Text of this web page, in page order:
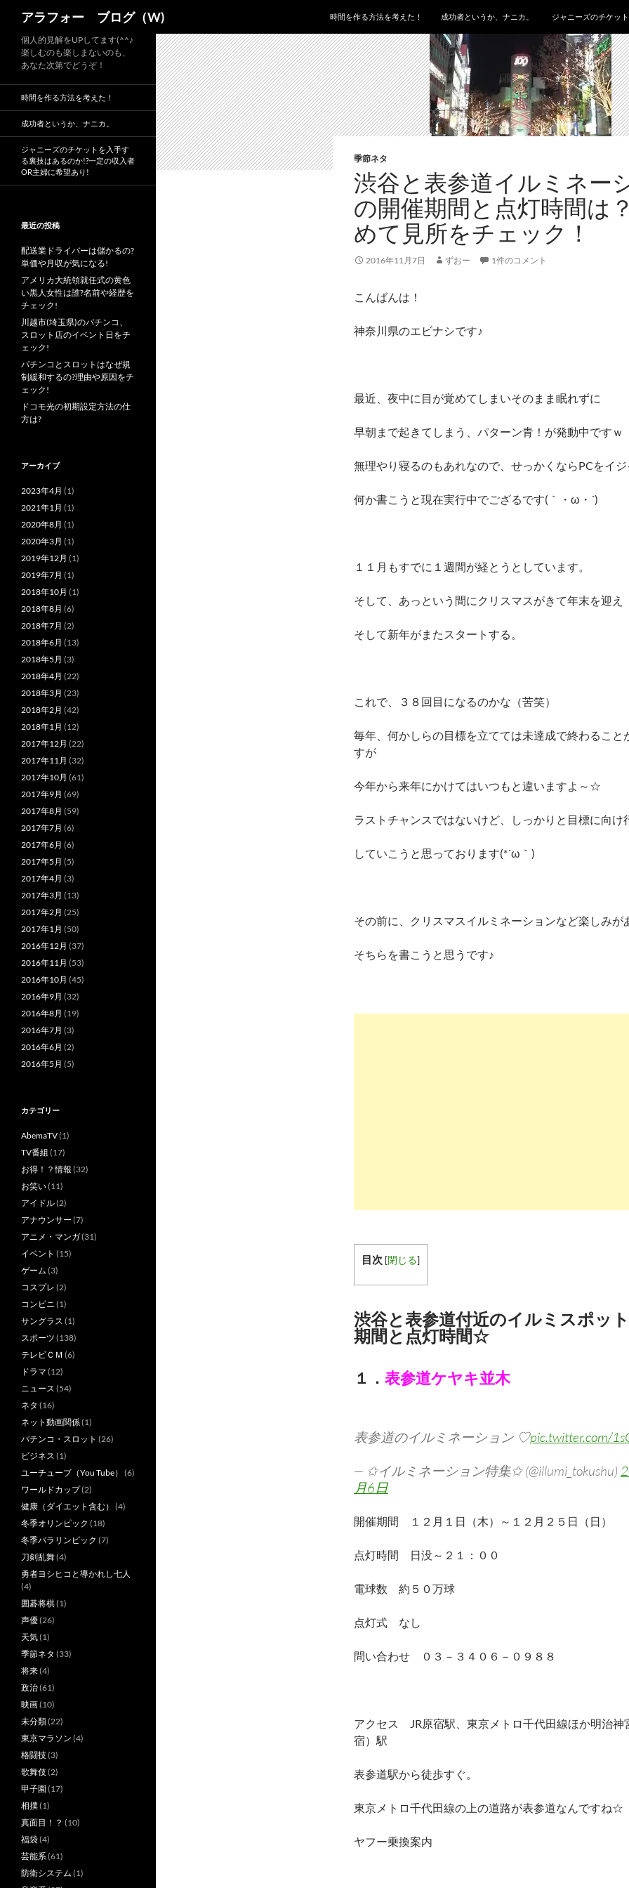
ツ
アラフォー ブログ（W) 時間を作る方法を考えた！ 成功者というか、ナニカ。 ジャニーズのチケッ
季節ネタ
渋谷と表参道イルミネー
の開催期間と点灯時間は
めて見所をチェック！
2016年11月7日 ずおー 1件のコメント
こんばんは！
神奈川県のエビナシです♪
最近、夜中に目が覚めてしまいそのまま眠れずに
早朝まで起きてしまう、パターン青！が発動中ですｗ
無理やり寝るのもあれなので、せっかくならPCをイ
何か書こうと現在実行中でござるです(｀・ω・´)ゞ
１１月もすでに１週間が経とうとしています。
そして、あっという間にクリスマスがきて年末を迎え
そして新年がまたスタートする。
これで、３８回目になるのかな（苦笑）
毎年、何かしらの目標を立てては未達成で終わること
すが
今年から来年にかけてはいつもと違いますよ～☆
ラストチャンスではないけど、しっかりと目標に向け
していこうと思っております(*´ω｀)
その前に、クリスマスイルミネーションなど楽しみが
そちらを書こうと思うです♪
目次 [閉じる]
渋谷と表参道付近のイルミスポッ
期間と点灯時間☆
１． 表参道ケヤキ並木
表参道のイルミネーション ♡pic.twitter.com/
— ✩イルミネーション特集✩ (@illumi_tokushu)
月6日
開催期間 １２月１日（木）～１２月２５日（日）
点灯時間 日没～２１：００
電球数 約５０万球
点灯式 なし
問い合わせ ０３－３４０６－０９８８
アクセス JR原宿駅、東京メトロ千代田線ほか明治神
宿）駅
表参道駅から徒歩すぐ。
東京メトロ千代田線の上の道路が表参道なんですね☆
ヤフー乗換案内
個人的見解をUPしてます(^^♪
楽しむのも楽しまないのも、
あなた次第でどうぞ！
時間を作る方法を考えた！
成功者というか、ナニカ。
ジャニーズのチケットを入手す
る裏技はあるのか!?一定の収入者
OR主婦に希望あり!
最近の投稿
配送業ドライバーは儲かるの?
単価や月収が気になる!
アメリカ大統領就任式の黄色
い黒人女性は誰?名前や経歴を
チェック!
川越市(埼玉県)のパチンコ、
スロット店のイベント日をチ
ェック!
パチンコとスロットはなぜ規
制緩和するの?理由や原因をチ
ェック!
ドコモ光の初期設定方法の仕
方は?
アーカイブ
2023年4月 (1)
2021年1月 (1)
2020年8月 (1)
2020年3月 (1)
2019年12月 (1)
2019年7月 (1)
2018年10月 (1)
2018年8月 (6)
2018年7月 (2)
2018年6月 (13)
2018年5月 (3)
2018年4月 (22)
2018年3月 (23)
2018年2月 (42)
2018年1月 (12)
2017年12月 (22)
2017年11月 (32)
2017年10月 (61)
2017年9月 (69)
2017年8月 (59)
2017年7月 (6)
2017年6月 (6)
2017年5月 (5)
2017年4月 (3)
2017年3月 (13)
2017年2月 (25)
2017年1月 (50)
2016年12月 (37)
2016年11月 (53)
2016年10月 (45)
2016年9月 (32)
2016年8月 (19)
2016年7月 (3)
2016年6月 (2)
2016年5月 (5)
カテゴリー
AbemaTV(1)
TV番組 (17)
お得！？情報 (32)
お笑い(11)
アイドル(2)
アナウンサー (7)
アニメ・マンガ(31)
イベント (15)
ゲーム (3)
コスプレ (2)
コンビニ (1)
サングラス (1)
スポーツ (138)
テレビＣＭ (6)
ドラマ (12)
ニュース (54)
ネタ (16)
ネット動画関係(1)
パチンコ・スロット (26)
ビジネス (1)
ユーチューブ（You Tube） (6)
ワールドカップ(2)
健康（ダイエット含む） (4)
冬季オリンピック (18)
冬季パラリンピック (7)
刀剣乱舞(4)
勇者ヨシヒコと導かれし七人
(4)
囲碁将棋(1)
声優(26)
天気(1)
季節ネタ (33)
将来(4)
政治(61)
映画(10)
未分類(22)
東京マラソン (4)
格闘技(3)
歌舞伎(2)
甲子園 (17)
相撲(1)
真面目！？ (10)
福袋(4)
芸能系(61)
防衛システム (1)